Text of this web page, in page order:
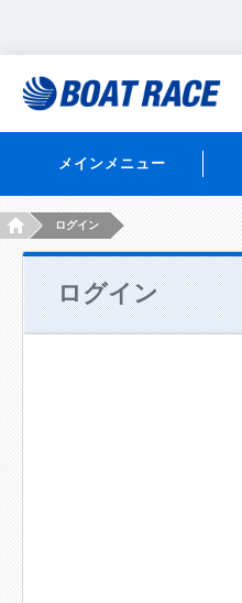
メインメニュー
HOMEログイン
ログイン